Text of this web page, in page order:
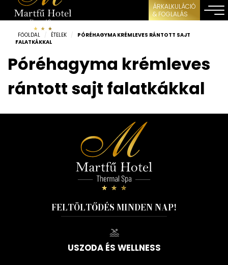
ÁRKALKULÁCIÓ
& FOGLALÁS
FŐOLDAL / ÉTELEK /
PÓRÉHAGYMA KRÉMLEVES RÁNTOTT SAJT
FALATKÁKKAL
Póréhagyma krémleves
rántott sajt falatkákkal
FELTÖLTŐDÉS MINDEN NAP!
USZODA ÉS WELLNESS